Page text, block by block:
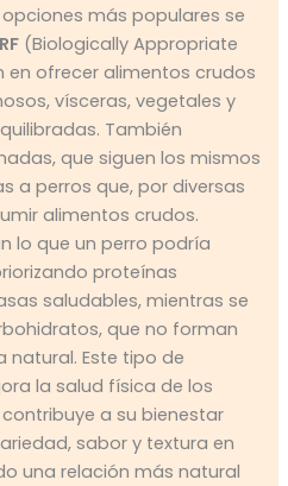
más populares se
(Biologically Appropriate
en ofrecer alimentos crudos
vísceras, vegetales y
También
que siguen los mismos
a perros que, por diversas
alimentos crudos.
lo que un perro podría
proteínas
saludables, mientras se
que no forman
natural. Este tipo de
la salud física de los
a su bienestar
sabor y textura en
una relación más natural